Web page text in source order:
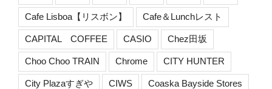
Cafe Lisboa【リスボン】 Cafe＆Lunchレスト
CAPITAL COFFEE CASIO Chez田坂
Choo Choo TRAIN Chrome CITY HUNTER
City Plazaすぎや CIWS Coaska Bayside Stores